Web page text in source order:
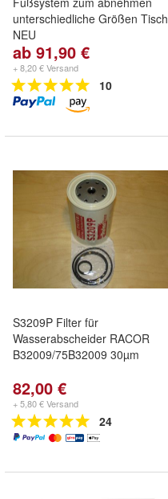
unterschiedliche Größen Tisch
NEU
ab 91,90 €
+ 8,20 € Versand
10
S3209P Filter für
Wasserabscheider RACOR
B32009/75B32009 30µm
82,00 €
+ 5,80 € Versand
24